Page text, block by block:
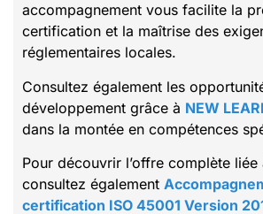
accompagnement vous facilite la
certification et la maîtrise des
réglementaires locales.
Consultez également les
développement grâce à NEW
dans la montée en compétences
Pour découvrir l’offre complète liée
consultez également
certification ISO 45001 Version